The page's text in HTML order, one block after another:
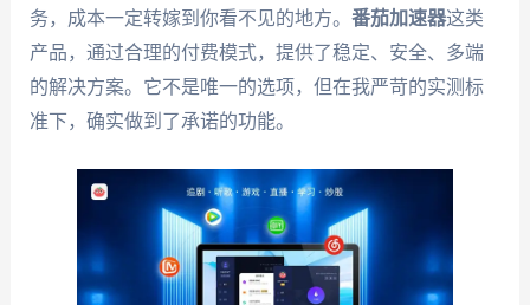
务，成本一定转嫁到你看不见的地方。 番茄加速器这类
产品，通过合理的付费模式，提供了稳定、安全、多端
的解决方案。它不是唯一的选项，但在我严苛的实测标
准下，确实做到了承诺的功能。